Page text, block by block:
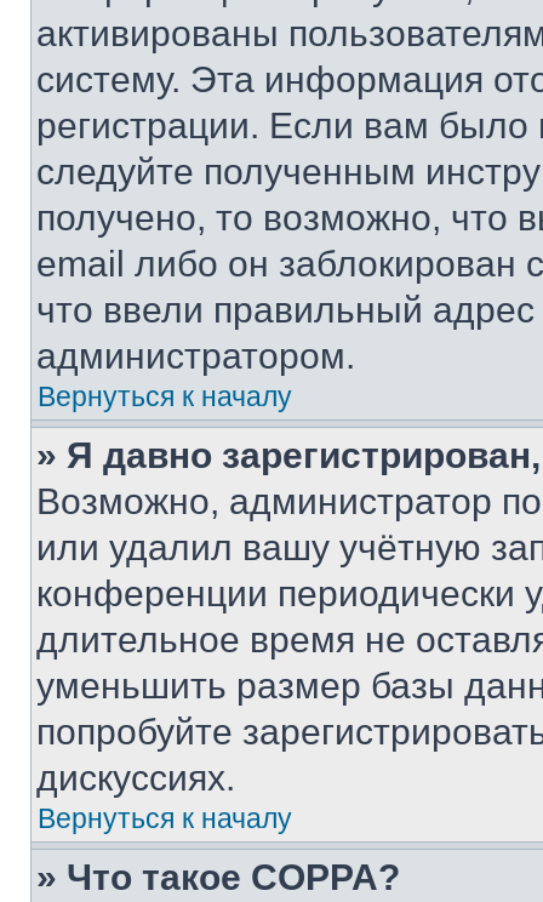
активированы
систему. Эта информация
регистрации. Если вам
следуйте полученным
получено, то возможно, что
email либо он
что ввели правильный адрес
администратором.
Вернуться к началу
» Я давно
Возможно, администратор
или удалил вашу учётную
конференции периодически
длительное время не
уменьшить размер базы
попробуйте
дискуссиях.
Вернуться к началу
» Что такое COPPA?